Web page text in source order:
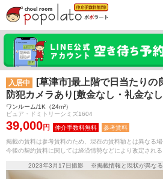
入居中
[草津市]最上階で日当たりの
防犯カメラあり[敷金なし・礼金な
ワンルーム/1K（24m²）
ピュア・ドミトリーシミズ1604
39,000円 参考賃料
掲載の賃料は参考賃料のため、現在の賃料額とは異なる場
今後の契約賃料に関しては経済情勢などにより改定される
2023年3月17日撮影 ※掲載情報と現状が異なる